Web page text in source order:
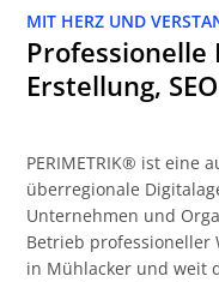
MIT HERZ UND
Professionelle
Erstellung,
PERIMETRIK® ist eine
überregionale
Unternehmen und
Betrieb professioneller
in Mühlacker und weit